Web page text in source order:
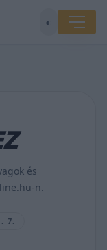
◐
és
n.
7.